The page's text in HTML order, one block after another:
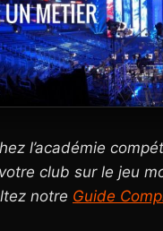
l’académie
club sur le jeu
notre Guide